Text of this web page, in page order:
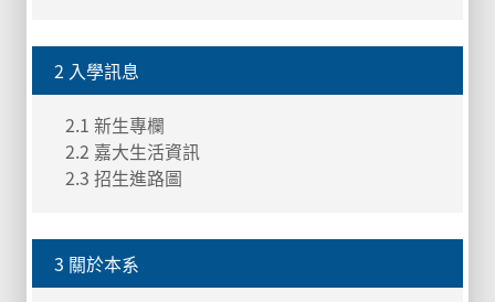
2 入學訊息
2.1 新生專欄
2.2 嘉大生活資訊
2.3 招生進路圖
3 關於本系